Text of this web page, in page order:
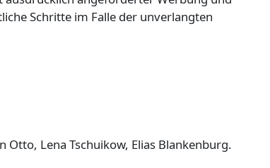
Schritte im Falle der unverlangten
Lena Tschuikow, Elias Blankenburg.